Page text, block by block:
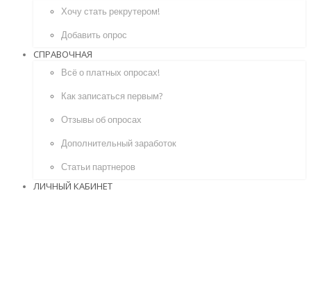
Хочу стать рекрутером!
Добавить опрос
СПРАВОЧНАЯ
Всё о платных опросах!
Как записаться первым?
Отзывы об опросах
Дополнительный заработок
Статьи партнеров
ЛИЧНЫЙ КАБИНЕТ